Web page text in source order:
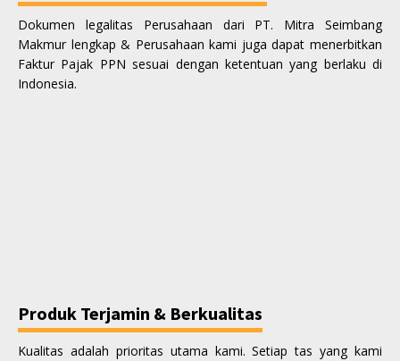
Dokumen legalitas Perusahaan dari PT. Mitra Seimbang
Makmur lengkap & Perusahaan kami juga dapat menerbitkan
Faktur Pajak PPN sesuai dengan ketentuan yang berlaku di
Indonesia.
Produk Terjamin & Berkualitas
Kualitas adalah prioritas utama kami. Setiap tas yang kami